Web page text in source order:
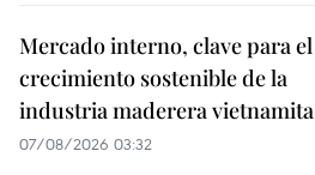
Mercado interno, clave para el
crecimiento sostenible de la
industria maderera vietnamita
07/08/2026 03:32